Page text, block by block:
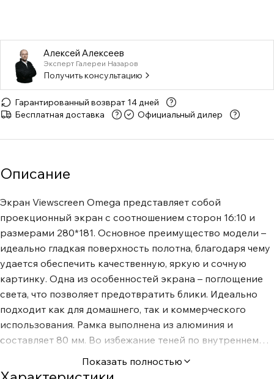
Алексей Алексеев
Эксперт Галереи Назаров
Получить консультацию
Гарантированный возврат 14 дней
Бесплатная доставка
Официальный дилер
Описание
Экран Viewscreen Omega представляет собой
проекционный экран с соотношением сторон 16:10 и
размерами 280*181. Основное преимущество модели –
идеально гладкая поверхность полотна, благодаря чему
удается обеспечить качественную, яркую и сочную
картинку. Одна из особенностей экрана – поглощение
света, что позволяет предотвратить блики. Идеально
подходит как для домашнего, так и коммерческого
использования. Рамка выполнена из алюминия и
составляет 80 мм. Во избежание теней по внутреннему
периметру предусмотрены специальные скосы.
Конструкция модели предусматривает легкую и
Показать полностью